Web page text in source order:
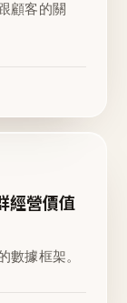
顧客的關
經營價值
數據框架。